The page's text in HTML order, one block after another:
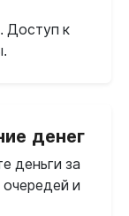
Доступ к
денег
деньги за
очередей и